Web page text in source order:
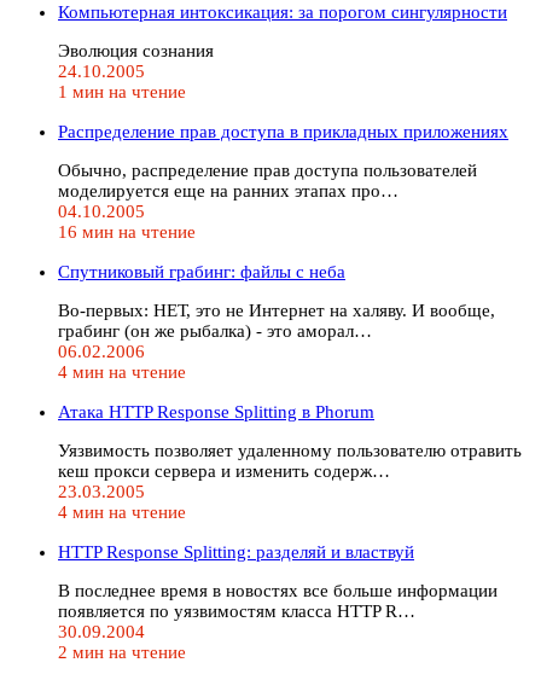
Компьютерная интоксикация: за порогом сингулярности
Эволюция сознания
24.10.2005
1 мин на чтение
Распределение прав доступа в прикладных приложениях
Обычно, распределение прав доступа пользователей
моделируется еще на ранних этапах про…
04.10.2005
16 мин на чтение
Спутниковый грабинг: файлы с неба
Во-первых: НЕТ, это не Интернет на халяву. И вообще,
грабинг (он же рыбалка) - это аморал…
06.02.2006
4 мин на чтение
Атака HTTP Response Splitting в Phorum
Уязвимость позволяет удаленному пользователю отравить
кеш прокси сервера и изменить содерж…
23.03.2005
4 мин на чтение
HTTP Response Splitting: разделяй и властвуй
В последнее время в новостях все больше информации
появляется по уязвимостям класса HTTP R…
30.09.2004
2 мин на чтение